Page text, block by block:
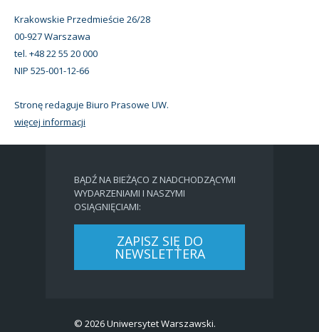
Krakowskie Przedmieście 26/28
00-927 Warszawa
tel. +48 22 55 20 000
NIP 525-001-12-66
Stronę redaguje Biuro Prasowe UW.
więcej informacji
BĄDŹ NA BIEŻĄCO Z NADCHODZĄCYMI
WYDARZENIAMI I NASZYMI
OSIĄGNIĘCIAMI:
ZAPISZ SIĘ DO
NEWSLETTERA
© 2026 Uniwersytet Warszawski.